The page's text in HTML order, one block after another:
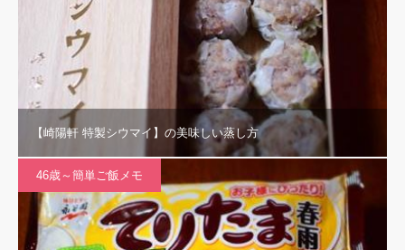
【崎陽軒 特製シウマイ】の美味しい蒸し方
46歳～簡単ご飯メモ